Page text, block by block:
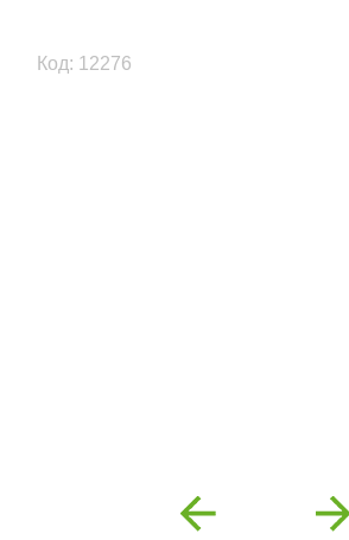
Код: 12276
Previous Next